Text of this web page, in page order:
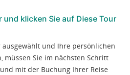
und klicken Sie auf Diese Tour
ausgewählt und Ihre persönlichen
müssen Sie im nächsten Schritt
mit der Buchung Ihrer Reise